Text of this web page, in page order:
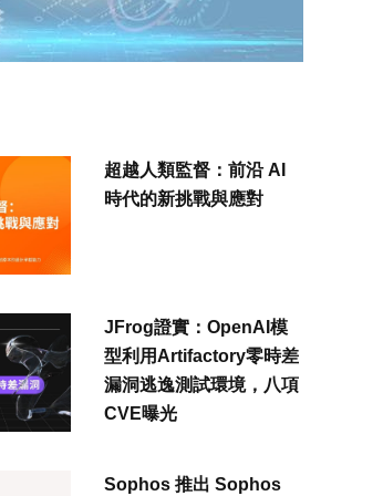
超越人類監督：前沿 AI
時代的新挑戰與應對
JFrog證實：OpenAI模
型利用Artifactory零時差
漏洞逃逸測試環境，八項
CVE曝光
Sophos 推出 Sophos